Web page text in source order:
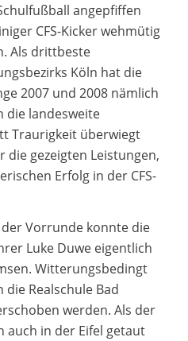
angepfiffen
CFS-Kicker wehmütig
Als drittbeste
Köln hat die
2007 und 2008 nämlich
die landesweite
Traurigkeit überwiegt
die gezeigten Leistungen,
Erfolg in der CFS-
Vorrunde konnte die
Luke Duwe eigentlich
Witterungsbedingt
Realschule Bad
werden. Als der
auch in der Eifel getaut